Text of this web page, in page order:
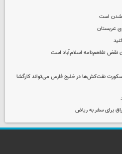
است
عربستان
نقض تفاهم‌نامه اسلام‌آباد است
اسکورت نفت‌کش‌ها در خلیج فارس می‌تواند کارگشا
برای سفر به ریاض